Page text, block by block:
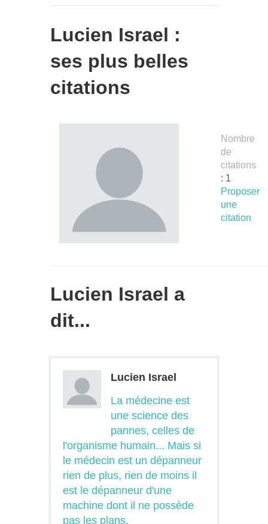
Lucien Israel :
ses plus belles
citations
Nombre
de
citations
: 1
Proposer
une
citation
Lucien Israel a
dit...
Lucien Israel
La médecine est
une science des
pannes, celles de
l'organisme humain... Mais si
le médecin est un dépanneur
rien de plus, rien de moins il
est le dépanneur d'une
machine dont il ne possède
pas les plans.